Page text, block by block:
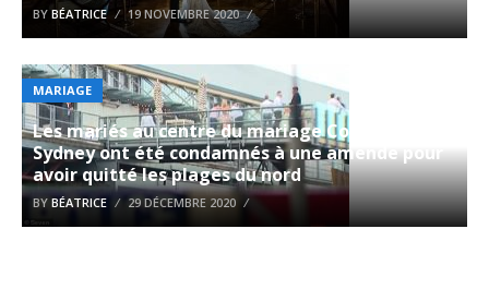
BY BÉATRICE 19 NOVEMBRE 2020
MARIAGE
Les mariés au centre du mariage Covid de
Sydney ont été condamnés à une amende pour
avoir quitté les plages du nord
BY BÉATRICE 29 DÉCEMBRE 2020